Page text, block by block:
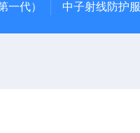
一代） 中子射线防护服